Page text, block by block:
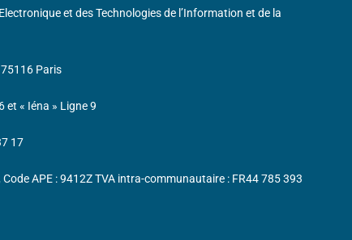
et des Technologies de l’Information et de la
75116 Paris
et « Iéna » Ligne 9
17
Code APE : 9412Z TVA intra-communautaire : FR44 785 393